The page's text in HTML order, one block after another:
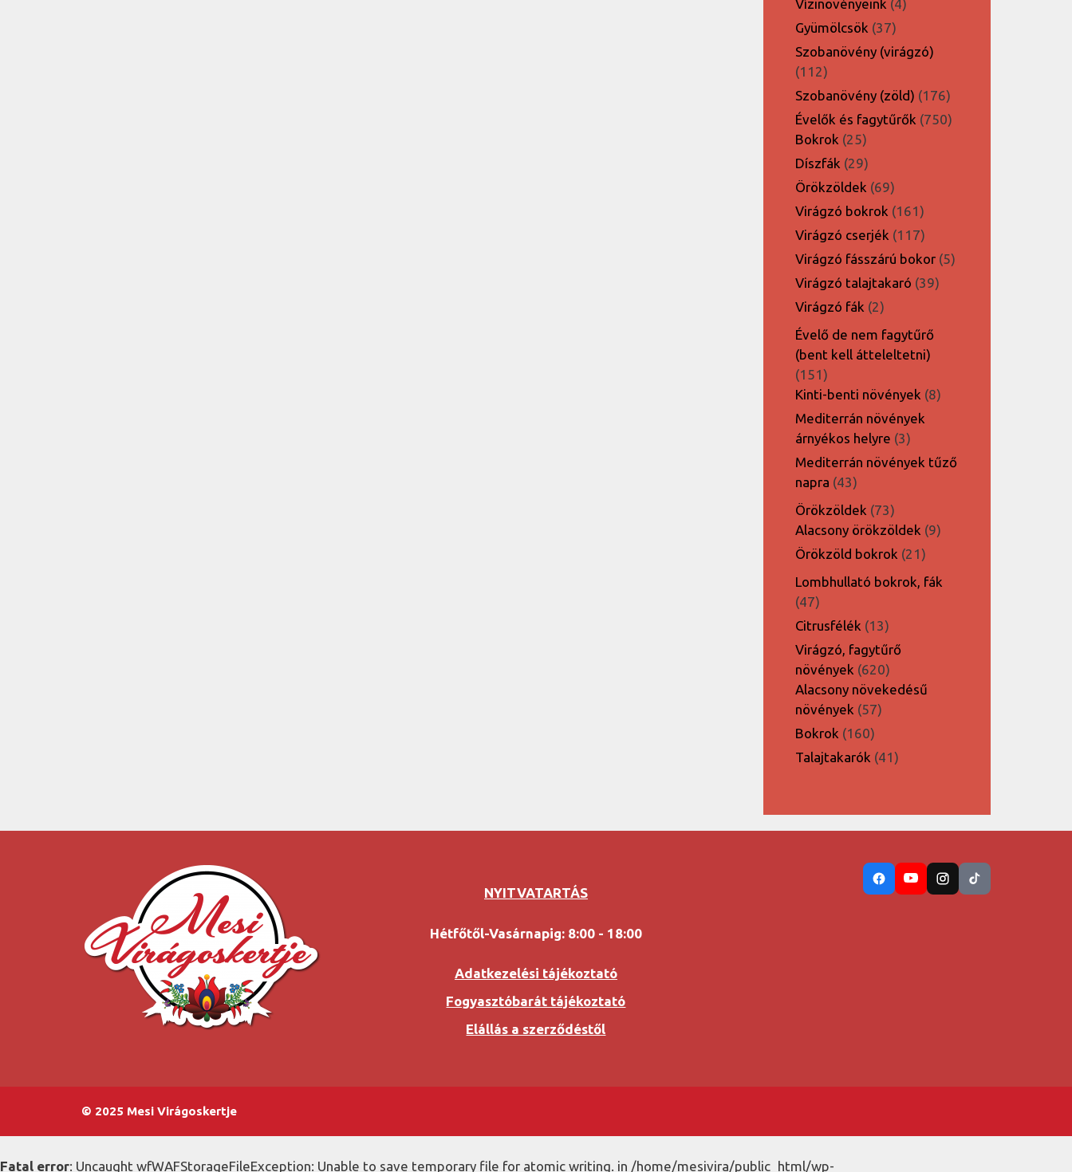
Vízinövényeink 4
Gyümölcsök 3737
termék
Szobanövény (virágzó)
112112
termék
Szobanövény (zöld) 176176
termék
Évelők és fagytűrők 750750
Bokrok 2525
termék
Díszfák 2929
termék
Örökzöldek 6969
termék
Virágzó bokrok 161161
termék
Virágzó cserjék 117117
termék
Virágzó fásszárú bokor 55
Virágzó talajtakaró 3939
Virágzó fák 22
termék
Évelő de nem fagytűrő
(bent kell átteleltetni)
151151
termék
Kinti-benti növények 88
Mediterrán növények
árnyékos helyre 33
termék
Mediterrán növények tűző
napra 4343
termék
Örökzöldek 7373
termék
Alacsony örökzöldek 99
Örökzöld bokrok 2121
termék
Lombhullató bokrok, fák
4747
termék
Citrusfélék 1313
termék
Virágzó, fagytűrő
növények 620620
termék
Alacsony növekedésű
növények 5757
Bokrok 160160
termék
Talajtakarók 4141
NYITVATARTÁS
Hétfőtől-Vasárnapig: 8:00 - 18:00
Adatkezelési tájékoztató
Fogyasztóbarát tájékoztató
Elállás a szerződéstől
© 2025 Mesi Virágoskertje
Fatal error: Uncaught wfWAFStorageFileException: Unable to save temporary file for atomic writing. in /home/mesivira/public_html/wp-